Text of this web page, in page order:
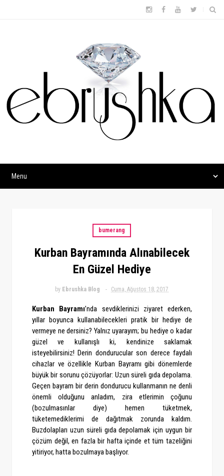
bumerang
Kurban Bayramında Alınabilecek
En Güzel Hediye
by Ebrushka Blog Cuma, Ağustos 18, 2017
Kurban Bayramı’nda sevdiklerinizi ziyaret ederken,
yıllar boyunca kullanabilecekleri pratik bir hediye de
vermeye ne dersiniz? Yalnız uyarayım; bu hediye o kadar
güzel ve kullanışlı ki, kendinize saklamak
isteyebilirsiniz! Derin dondurucular son derece faydalı
cihazlar ve özellikle Kurban Bayramı gibi dönemlerde
büyük bir sorunu çözüyorlar: Uzun süreli gıda depolama.
Geçen bayram bir derin dondurucu kullanmanın ne denli
önemli olduğunu anladım, zira etlerimin çoğunu
(bozulmasınlar diye) hemen tüketmek,
tüketemediklerimi de dağıtmak zorunda kaldım.
Buzdolapları uzun süreli gıda depolamak için uygun bir
çözüm değil, en fazla bir hafta içinde et tüm tazeliğini
yitiriyor, hatta bozulmaya başlıyor.